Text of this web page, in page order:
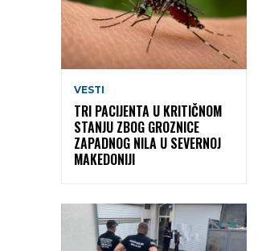
VESTI
TRI PACIJENTA U KRITIČNOM
STANJU ZBOG GROZNICE
ZAPADNOG NILA U SEVERNOJ
MAKEDONIJI